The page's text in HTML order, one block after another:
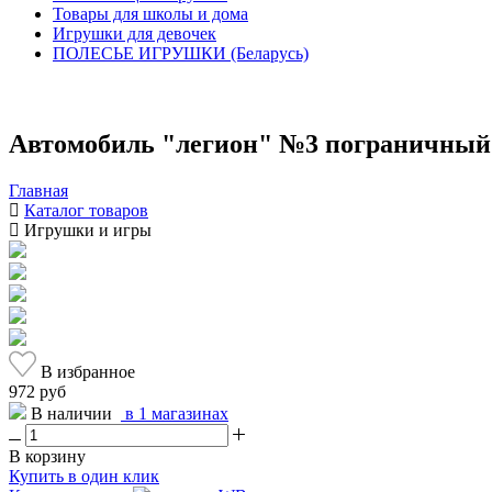
Товары для школы и дома
Игрушки для девочек
ПОЛЕСЬЕ ИГРУШКИ (Беларусь)
Автомобиль "легион" №3
Главная
Каталог товаров
Игрушки и игры
В избранное
972 руб
В наличии
в 1 магазинах
В корзину
Купить в один клик